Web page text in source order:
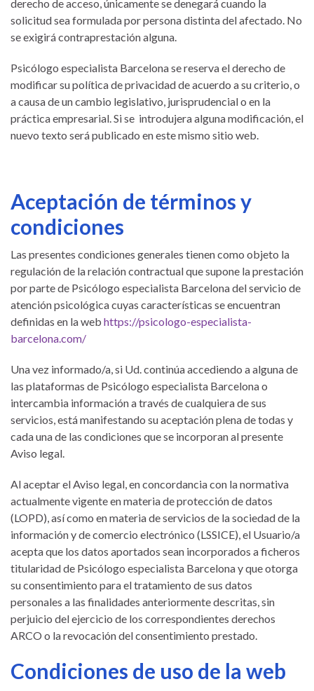
derecho de acceso, únicamente se denegará cuando la
solicitud sea formulada por persona distinta del afectado. No
se exigirá contraprestación alguna.
Psicólogo especialista Barcelona se reserva el derecho de
modificar su política de privacidad de acuerdo a su criterio, o
a causa de un cambio legislativo, jurisprudencial o en la
práctica empresarial. Si se introdujera alguna modificación, el
nuevo texto será publicado en este mismo sitio web.
Aceptación de términos y
condiciones
Las presentes condiciones generales tienen como objeto la
regulación de la relación contractual que supone la prestación
por parte de Psicólogo especialista Barcelona del servicio de
atención psicológica cuyas características se encuentran
definidas en la web https://psicologo-especialista-
barcelona.com/
Una vez informado/a, si Ud. continúa accediendo a alguna de
las plataformas de Psicólogo especialista Barcelona o
intercambia información a través de cualquiera de sus
servicios, está manifestando su aceptación plena de todas y
cada una de las condiciones que se incorporan al presente
Aviso legal.
Al aceptar el Aviso legal, en concordancia con la normativa
actualmente vigente en materia de protección de datos
(LOPD), así como en materia de servicios de la sociedad de la
información y de comercio electrónico (LSSICE), el Usuario/a
acepta que los datos aportados sean incorporados a ficheros
titularidad de Psicólogo especialista Barcelona y que otorga
su consentimiento para el tratamiento de sus datos
personales a las finalidades anteriormente descritas, sin
perjuicio del ejercicio de los correspondientes derechos
ARCO o la revocación del consentimiento prestado.
Condiciones de uso de la web